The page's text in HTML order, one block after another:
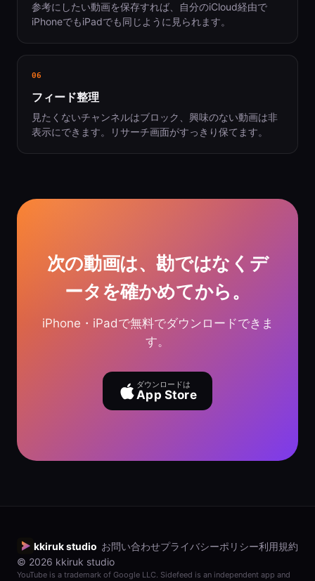
参考にしたい動画を保存すれば、自分のiCloud経由で
iPhoneでもiPadでも同じように見られます。
06
フィード整理
見たくないチャンネルはブロック、興味のない動画は非
表示にできます。リサーチ画面がすっきり保てます。
次の動画は、勘ではなくデ
ータを確かめてから。
iPhone・iPadで無料でダウンロードできま
す。
ダウンロードは
App Store
kkiruk studio お問い合わせプライバシーポリシー利用規約
© 2026 kkiruk studio
YouTube is a trademark of Google LLC. Sidefeed is an independent app and